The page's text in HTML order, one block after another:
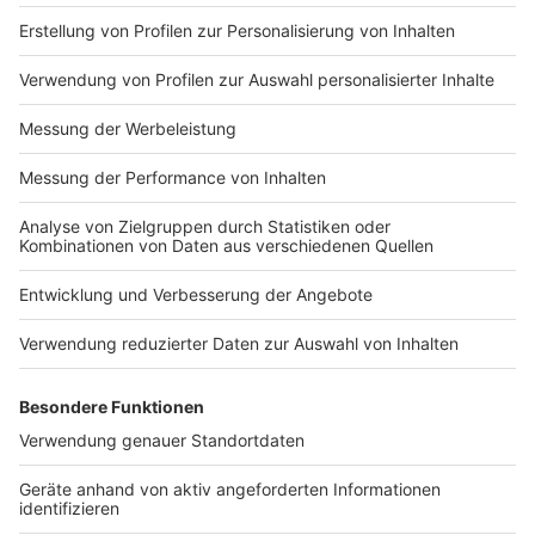
Teilnehmerinnen und Teilnehmer habe sich bereits
verdoppelt. „Wir müssen den Weg entschlossen
weitergehen“, sagte Wüst uns. Gerade die direkte
Begegnung mit den Orten der Verbrechen könne
helfen, Antisemitismus entgegenzutreten.
Besuch, der erschüttert
Auch persönlich habe ihn der Besuch erschüttert.
Besonders die Dimension des Lagers Birkenau und
„dieser Zynismus“, der in Auschwitz sichtbar werde,
hätten ihn bewegt. „Es hat mich heute teilweise
angefasst, erschüttert an Stellen, wo ich nicht damit